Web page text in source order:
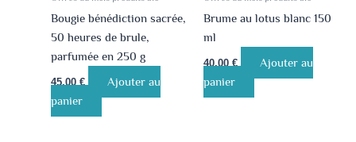
Bougie bénédiction sacrée,
50 heures de brule,
parfumée en 250 g
45.00 €
Ajouter au
panier
Brume au lotus blanc 150
ml
40.00 €
Ajouter au
panier